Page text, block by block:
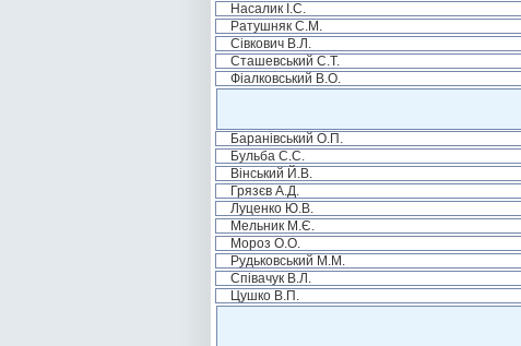
Насалик І.С.
Ратушняк С.М.
Сівкович В.Л.
Сташевський С.Т.
Фіалковський В.О.
Баранівський О.П.
Бульба С.С.
Вінський Й.В.
Грязєв А.Д.
Луценко Ю.В.
Мельник М.Є.
Мороз О.О.
Рудьковський М.М.
Співачук В.Л.
Цушко В.П.